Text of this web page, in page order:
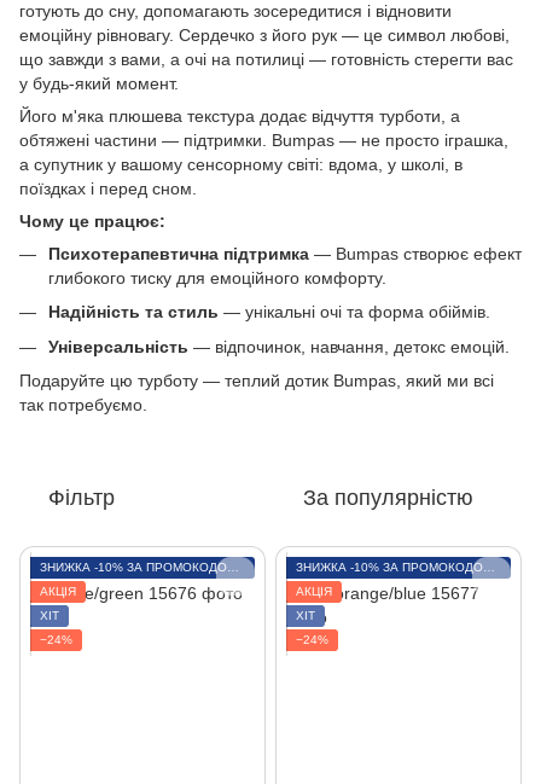
готують до сну, допомагають зосередитися і відновити
емоційну рівновагу. Сердечко з його рук — це символ любові,
що завжди з вами, а очі на потилиці — готовність стерегти вас
у будь-який момент.
Його м'яка плюшева текстура додає відчуття турботи, а
обтяжені частини — підтримки. Bumpas — не просто іграшка,
а супутник у вашому сенсорному світі: вдома, у школі, в
поїздках і перед сном.
Чому це працює:
Психотерапевтична підтримка — Bumpas створює ефект
глибокого тиску для емоційного комфорту.
Надійність та стиль — унікальні очі та форма обіймів.
Універсальність — відпочинок, навчання, детокс емоцій.
Подаруйте цю турботу — теплий дотик Bumpas, який ми всі
так потребуємо.
Фільтр За популярністю
ЗНИЖКА -10% ЗА ПРОМОКОДОМ LITO
АКЦІЯ
ХІТ
−24%
ЗНИЖКА -10% ЗА ПРОМОКОДОМ LITO
АКЦІЯ
ХІТ
−24%